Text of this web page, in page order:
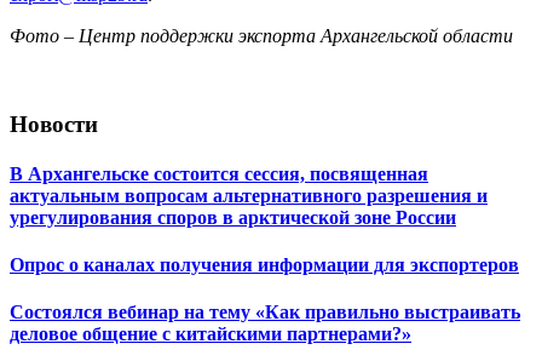
Фото – Центр поддержки экспорта Архангельской области
Новости
В Архангельске состоится сессия, посвященная
актуальным вопросам альтернативного разрешения и
урегулирования споров в арктической зоне России
Опрос о каналах получения информации для экспортеров
Состоялся вебинар на тему «Как правильно выстраивать
деловое общение с китайскими партнерами?»